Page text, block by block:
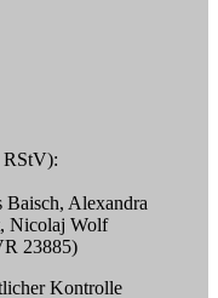
Baisch, Alexandra
Nicolaj Wolf
23885)
Kontrolle